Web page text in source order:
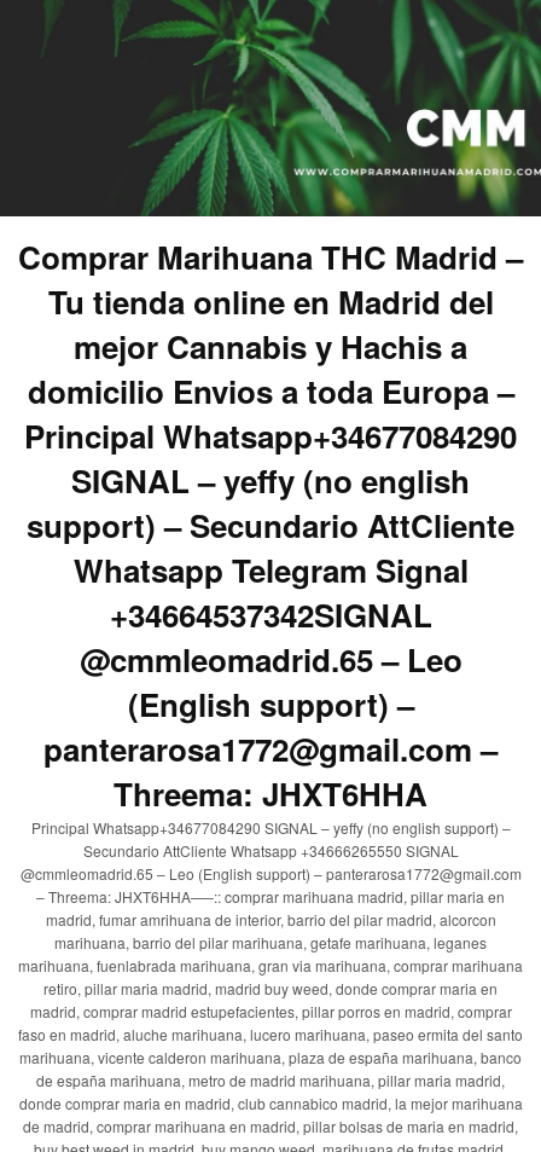
Comprar Marihuana THC Madrid –
Tu tienda online en Madrid del
mejor Cannabis y Hachis a
domicilio Envios a toda Europa –
Principal Whatsapp+34677084290
SIGNAL – yeffy (no english
support) – Secundario AttCliente
Whatsapp Telegram Signal
+34664537342SIGNAL
@cmmleomadrid.65 – Leo
(English support) –
panterarosa1772@gmail.com –
Threema: JHXT6HHA
Principal Whatsapp+34677084290 SIGNAL – yeffy (no english support) –
Secundario AttCliente Whatsapp +34666265550 SIGNAL
@cmmleomadrid.65 – Leo (English support) – panterarosa1772@gmail.com
– Threema: JHXT6HHA—–:: comprar marihuana madrid, pillar maria en
madrid, fumar amrihuana de interior, barrio del pilar madrid, alcorcon
marihuana, barrio del pilar marihuana, getafe marihuana, leganes
marihuana, fuenlabrada marihuana, gran via marihuana, comprar marihuana
retiro, pillar maria madrid, madrid buy weed, donde comprar maria en
madrid, comprar madrid estupefacientes, pillar porros en madrid, comprar
faso en madrid, aluche marihuana, lucero marihuana, paseo ermita del santo
marihuana, vicente calderon marihuana, plaza de españa marihuana, banco
de españa marihuana, metro de madrid marihuana, pillar maria madrid,
donde comprar maria en madrid, club cannabico madrid, la mejor marihuana
de madrid, comprar marihuana en madrid, pillar bolsas de maria en madrid,